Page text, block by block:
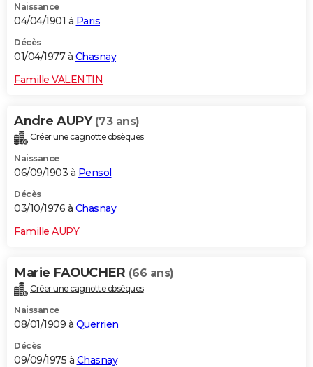
Naissance
04/04/1901 à Paris
Décès
01/04/1977 à Chasnay
Famille VALENTIN
Andre AUPY (73 ans)
Créer une cagnotte obsèques
Naissance
06/09/1903 à Pensol
Décès
03/10/1976 à Chasnay
Famille AUPY
Marie FAOUCHER (66 ans)
Créer une cagnotte obsèques
Naissance
08/01/1909 à Querrien
Décès
09/09/1975 à Chasnay